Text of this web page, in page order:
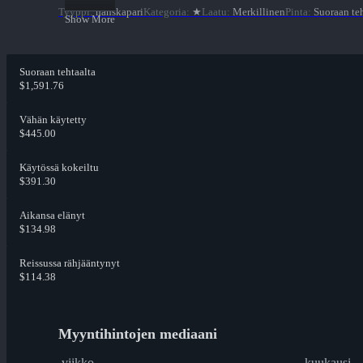
Show More
Tyyppi: hanskapariKategoria: ★Laatu: MerkillinenPinta: Suoraan
Suoraan tehtaalta
$1,591.76
Vähän käytetty
$445.00
Käytössä kokeiltu
$391.30
Aikansa elänyt
$134.98
Reissussa rähjääntynyt
$114.38
Myyntihintojen mediaani